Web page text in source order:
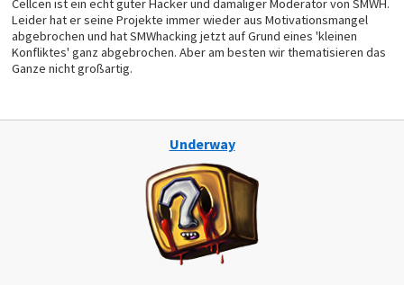
Leider hat er seine Projekte immer wieder aus Motivationsmangel
abgebrochen und hat SMWhacking jetzt auf Grund eines 'kleinen
Konfliktes' ganz abgebrochen. Aber am besten wir thematisieren das
Ganze nicht großartig.
Underway